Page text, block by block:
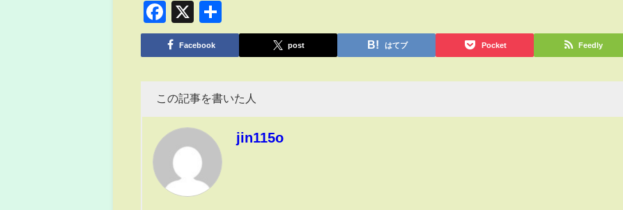
Facebook
X
有
Facebook post はてブ Pocket Feedly
この記事を書いた人
jin115o